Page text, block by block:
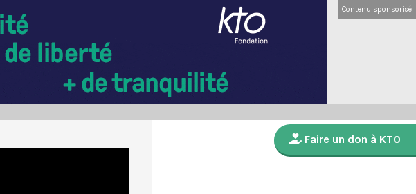
Contenu sponsorisé
Faire un don à KTO